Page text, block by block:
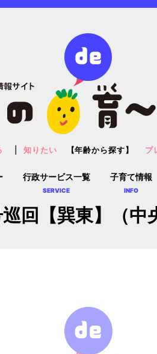
行政サービス一覧
SERVICE
子育て情報
INFO
知りたい 【年齢から探す】 プ
回【巽東】（中